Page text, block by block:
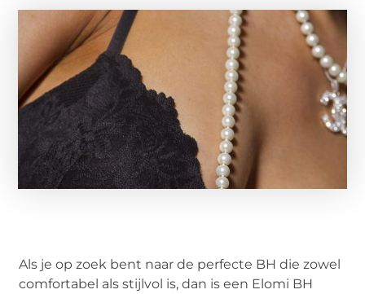
Als je op zoek bent naar de perfecte BH die zowel
comfortabel als stijlvol is, dan is een Elomi BH